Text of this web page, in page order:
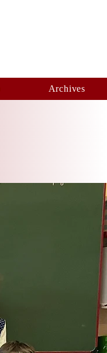
Archives